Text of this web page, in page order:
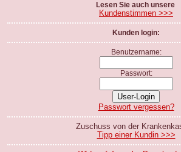
Lesen Sie auch unsere
Kundenstimmen >>>
Kunden login:
Benutzername:
Passwort:
Passwort vergessen?
Zuschuss von der
Tipp einer Kundin >>>